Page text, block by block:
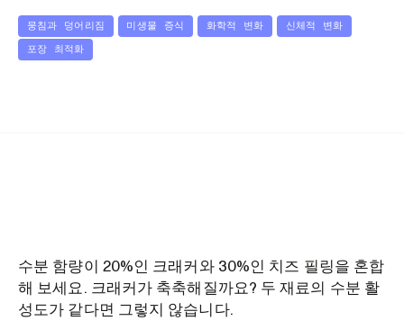
뭉침과 덩어리짐 미생물 증식 화학적 변화
신체적 변화
포장 최적화
수분 함량이 20%인 크래커와 30%인 치즈 필링을 혼합
해 보세요. 크래커가 축축해질까요? 두 재료의 수분 활
성도가 같다면 그렇지 않습니다.